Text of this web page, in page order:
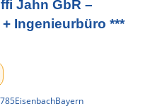
Jahn GbR –
Ingenieurbüro ***
EisenbachBayern